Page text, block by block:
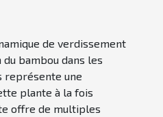
de verdissement
bambou dans les
représente une
plante à la fois
offre de multiples